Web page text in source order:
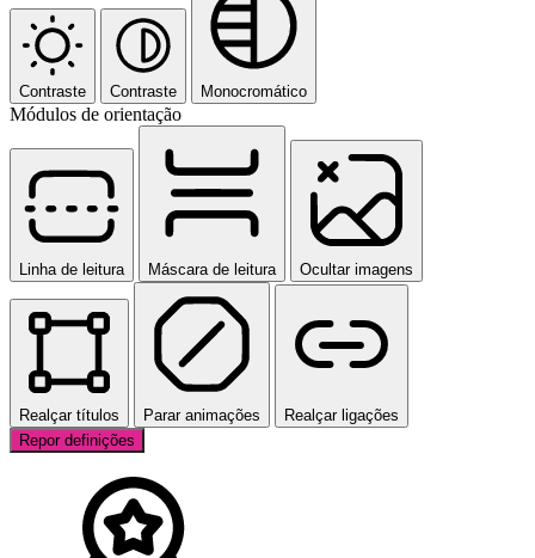
Contraste Contraste Monocromático
Módulos de orientação
Linha de leitura Máscara de leitura Ocultar imagens
Realçar títulos Parar animações
Realçar ligações
Repor definições